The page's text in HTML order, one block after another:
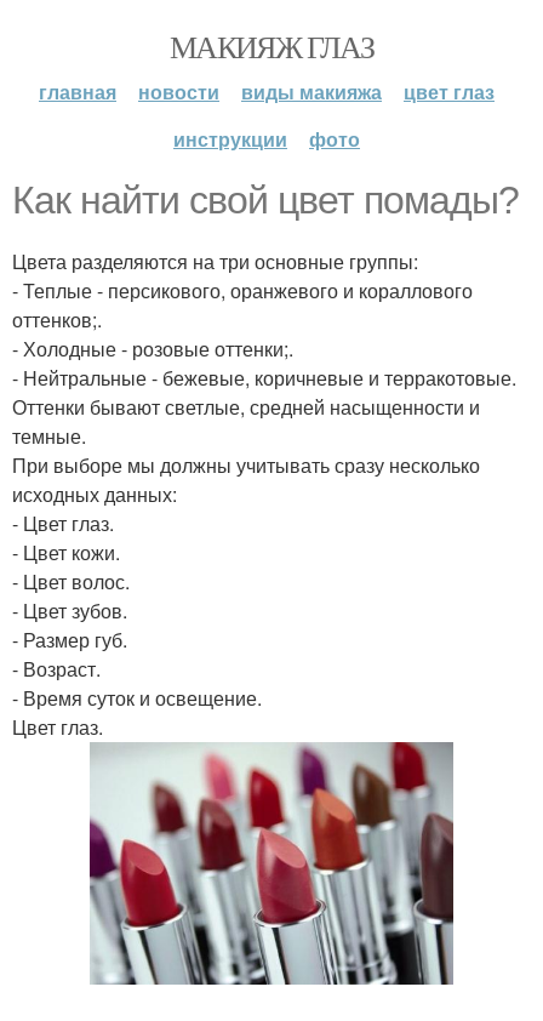
МАКИЯЖ ГЛАЗ
главная новости виды макияжа
цвет глаз
инструкции
фото
Как найти свой цвет помады?
Цвета разделяются на три основные группы:
- Теплые - персикового, оранжевого и кораллового
оттенков;.
- Холодные - розовые оттенки;.
- Нейтральные - бежевые, коричневые и терракотовые.
Оттенки бывают светлые, средней насыщенности и
темные.
При выборе мы должны учитывать сразу несколько
исходных данных:
- Цвет глаз.
- Цвет кожи.
- Цвет волос.
- Цвет зубов.
- Размер губ.
- Возраст.
- Время суток и освещение.
Цвет глаз.